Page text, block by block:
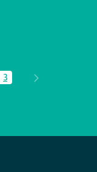
Página
3